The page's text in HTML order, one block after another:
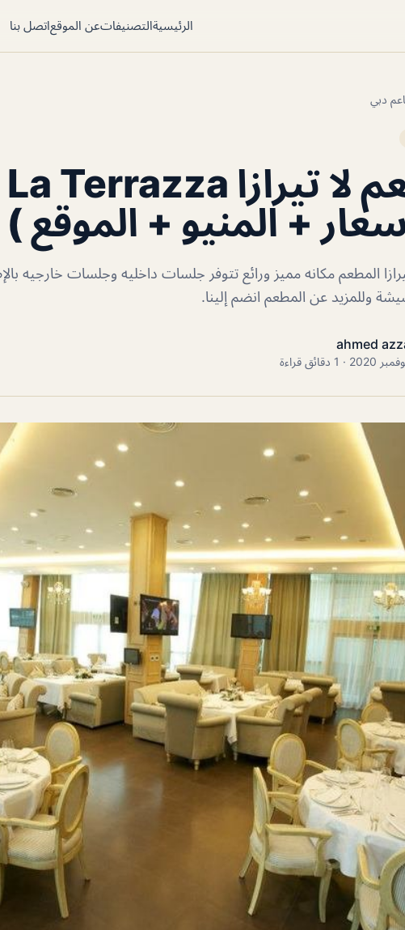
الرئيسيةالتصنيفاتعن الموقعاتصل بنا
دبي
مطعم لا تيرازا La Terrazza
+ المنيو + الموقع )
المطعم مكانه مميز ورائع تتوفر جلسات داخليه وجلسات خارجيه
وللمزيد عن المطعم انضم إلينا.
ahmed